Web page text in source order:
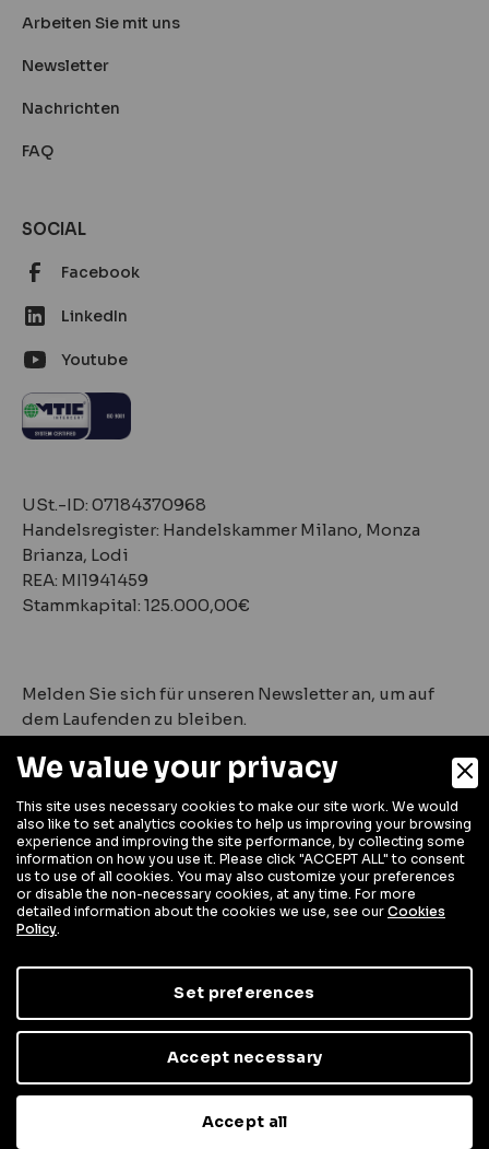
Arbeiten Sie mit uns
Newsletter
Nachrichten
FAQ
SOCIAL
Facebook
LinkedIn
Youtube
‍‍USt.-ID: 07184370968
Handelsregister: Handelskammer Milano, Monza
Brianza, Lodi
REA: MI1941459
Stammkapital: 125.000,00€
Melden Sie sich für unseren Newsletter an, um auf
dem Laufenden zu bleiben.
© 2026 PTMatic S.r.l.
UnternehmenspolitikPrivacy Policy Cookie Policy
Digital Marketing
We value your privacy
This site uses necessary cookies to make our site work. We would
also like to set analytics cookies to help us improving your browsing
experience and improving the site performance, by collecting some
information on how you use it. Please click "ACCEPT ALL" to consent
us to use of all cookies. You may also customize your preferences
or disable the non-necessary cookies, at any time. For more
detailed information about the cookies we use, see our Cookies
Policy.
Set preferences
Accept necessary
Accept all